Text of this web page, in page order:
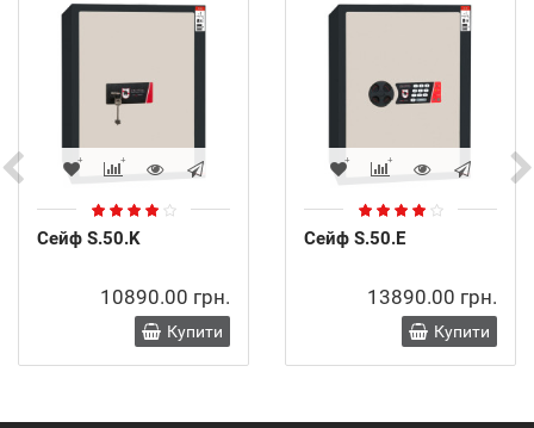
Сейф S.50.K
10890.00 грн.
Купити
Сейф S.50.E
13890.00 грн.
Купити